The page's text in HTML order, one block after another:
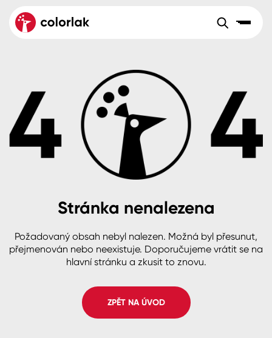
Velkoobchod Sortiment
Aktuality
Reference
O společnosti
B2B +420 800 145 555Po – Pá: 8:00–15:00
Česko
Slovensko Polsko Worldwide
Dřevo
Beton, asfalt, minerální podklady
Plast, sklo, keramika
Stěny
Fasády
Spreje
Colorlak Dekor
Colorlak Profi
Colorlak Pta
Stránka nenalezena
Požadovaný obsah nebyl nalezen. Možná byl přesunut,
přejmenován nebo neexistuje. Doporučujeme vrátit se na
hlavní stránku a zkusit to znovu.
ZPĚT NA ÚVOD